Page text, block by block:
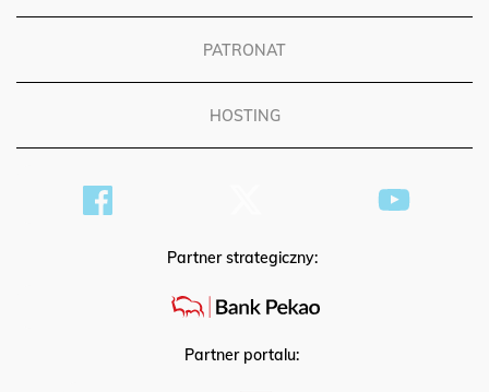
PATRONAT
HOSTING
Partner strategiczny:
Partner portalu: